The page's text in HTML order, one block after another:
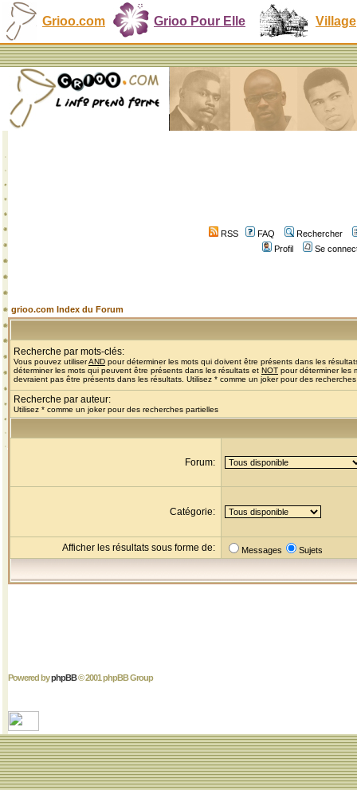
Grioo.com Grioo Pour Elle Village
RSS FAQ
Rechercher
Profil
Se
grioo.com Index du Forum
Recherche par mots-clés:
Vous pouvez utiliserAND pour déterminer les mots qui doivent être présents dans les
déterminer les mots qui peuvent être présents dans les résultats et NOT pour déterminer les
devraient pas être présents dans les résultats. Utilisez * comme un joker pour des
Recherche par auteur:
Utilisez * comme un joker pour des recherches partielles
Forum:
Catégorie:
Afficher les résultats sous forme de: Messages Sujets
Powered byphpBB© 2001 phpBB Group